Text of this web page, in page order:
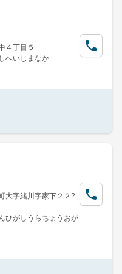
４丁目５
へいじまなか
大字緒川字家下２２?
ひがしうらちょうおが